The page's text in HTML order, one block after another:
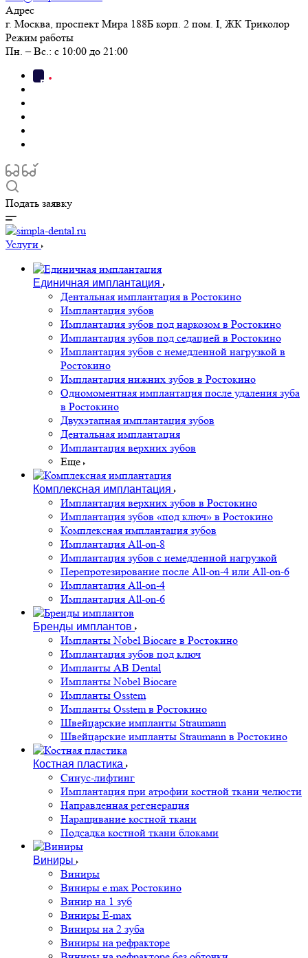
Адрес
г. Москва, проспект Мира 188Б корп. 2 пом. I, ЖК Триколор
Режим работы
Пн. – Вс.: с 10:00 до 21:00
Подать заявку
Услуги
Единичная имплантация
Дентальная имплантация в Ростокино
Имплантация зубов
Имплантация зубов под наркозом в Ростокино
Имплантация зубов под седацией в Ростокино
Имплантация зубов с немедленной нагрузкой в
Ростокино
Имплантация нижних зубов в Ростокино
Одномоментная имплантация после удаления зуба
в Ростокино
Двухэтапная имплантация зубов
Дентальная имплантация
Имплантация верхних зубов
Еще
Комплексная имплантация
Имплантация верхних зубов в Ростокино
Имплантация зубов «под ключ» в Ростокино
Комплексная имплантация зубов
Имплантация All-on-8
Имплантация зубов с немедленной нагрузкой
Перепротезирование после All-on-4 или All-on-6
Имплантация All-on-4
Имплантация All-on-6
Бренды имплантов
Импланты Nobel Biocare в Ростокино
Имплантация зубов под ключ
Импланты AB Dental
Импланты Nobel Biocare
Импланты Osstem
Импланты Osstem в Ростокино
Швейцарские импланты Straumann
Швейцарские импланты Straumann в Ростокино
Костная пластика
Cинус-лифтинг
Имплантация при атрофии костной ткани челюсти
Направленная регенерация
Наращивание костной ткани
Подсадка костной ткани блоками
Виниры
Виниры
Виниры e.max Ростокино
Винир на 1 зуб
Виниры E-max
Виниры на 2 зуба
Виниры на рефракторе